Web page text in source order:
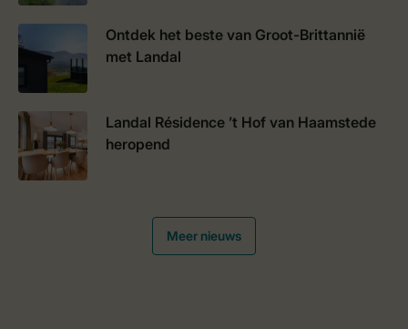
Ontdek het beste van Groot-Brittannië
met Landal
Landal Résidence ’t Hof van Haamstede
heropend
Meer nieuws